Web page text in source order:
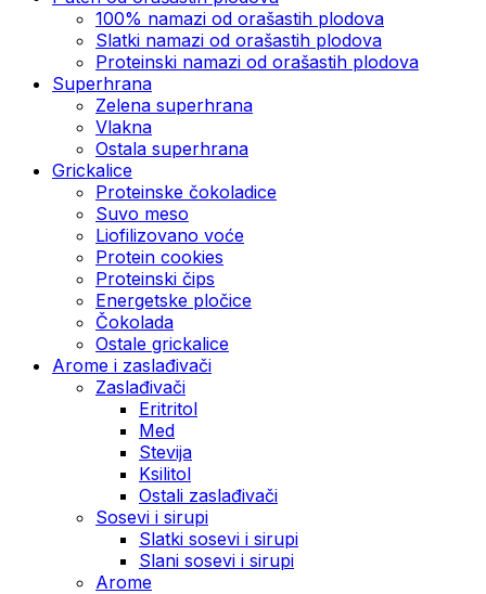
100% namazi od orašastih plodova
Slatki namazi od orašastih plodova
Proteinski namazi od orašastih plodova
Superhrana
Zelena superhrana
Vlakna
Ostala superhrana
Grickalice
Proteinske čokoladice
Suvo meso
Liofilizovano voće
Protein cookies
Proteinski čips
Energetske pločice
Čokolada
Ostale grickalice
Arome i zaslađivači
Zaslađivači
Eritritol
Med
Stevija
Ksilitol
Ostali zaslađivači
Sosevi i sirupi
Slatki sosevi i sirupi
Slani sosevi i sirupi
Arome